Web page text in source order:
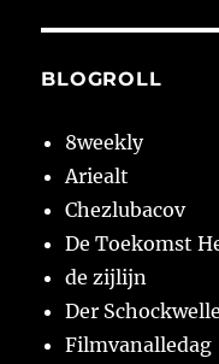
BLOGROLL
8weekly
Ariealt
Chezlubacov
De Toekomst
de zijlijn
Der
Filmvanalledag